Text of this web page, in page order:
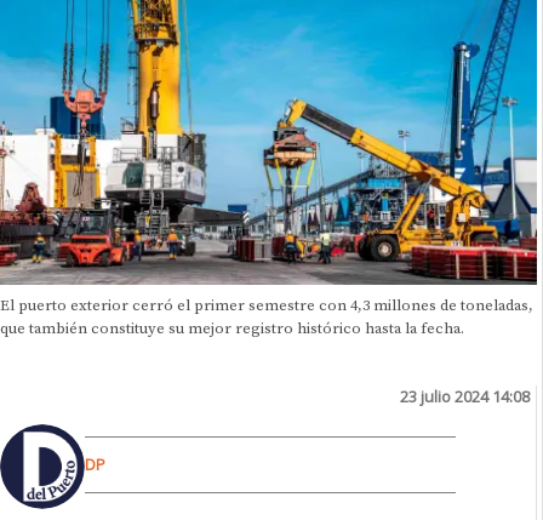
El puerto exterior cerró el primer semestre con 4,3 millones de toneladas,
que también constituye su mejor registro histórico hasta la fecha.
23 julio 2024 14:08
DP